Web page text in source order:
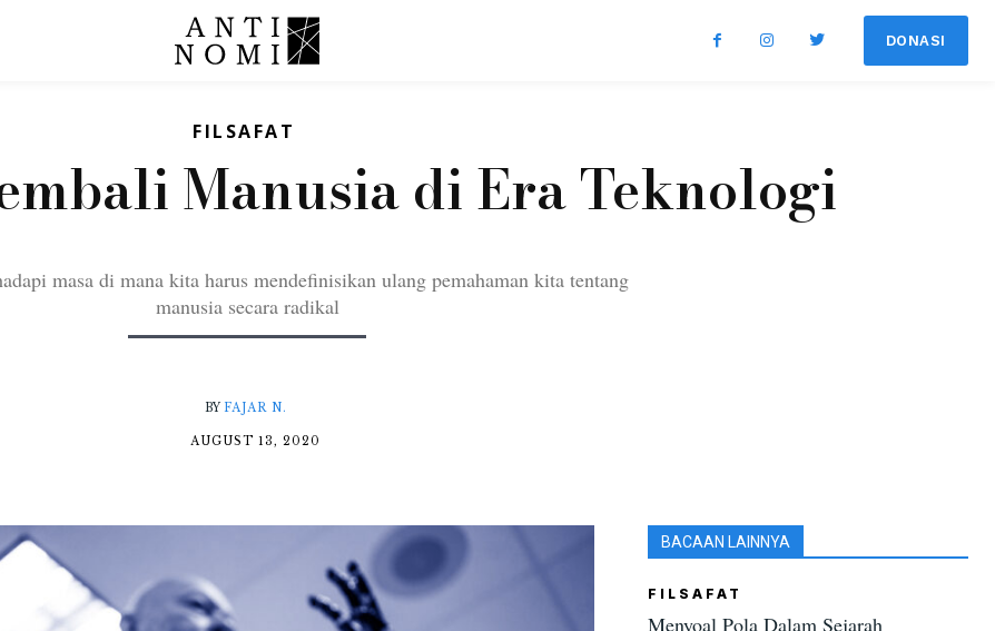
DONASI
FILSAFAT
Manusia di Era Teknologi
masa di mana kita harus mendefinisikan ulang pemahaman kita tentang
manusia secara radikal
BY FAJAR N.
AUGUST 13, 2020
BACAAN LAINNYA
FILSAFAT
Menyoal Pola Dalam Sejarah